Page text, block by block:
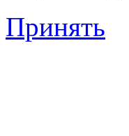
Принять